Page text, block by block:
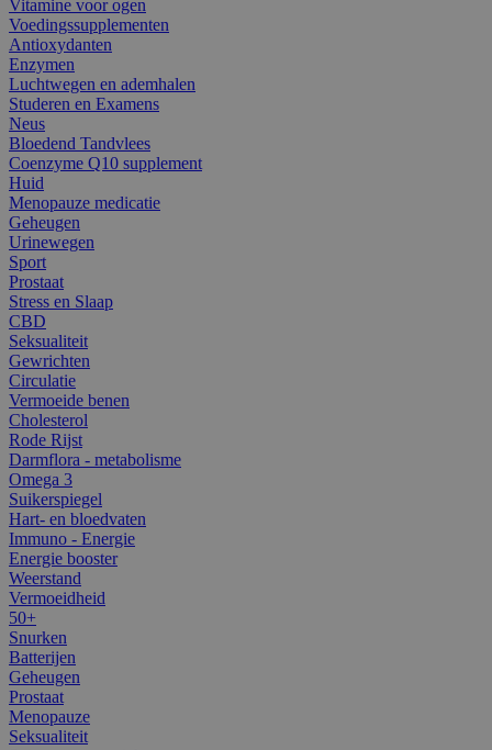
Vitamine voor ogen
Voedingssupplementen
Antioxydanten
Enzymen
Luchtwegen en ademhalen
Studeren en Examens
Neus
Bloedend Tandvlees
Coenzyme Q10 supplement
Huid
Menopauze medicatie
Geheugen
Urinewegen
Sport
Prostaat
Stress en Slaap
CBD
Seksualiteit
Gewrichten
Circulatie
Vermoeide benen
Cholesterol
Rode Rijst
Darmflora - metabolisme
Omega 3
Suikerspiegel
Hart- en bloedvaten
Immuno - Energie
Energie booster
Weerstand
Vermoeidheid
50+
Snurken
Batterijen
Geheugen
Prostaat
Menopauze
Seksualiteit